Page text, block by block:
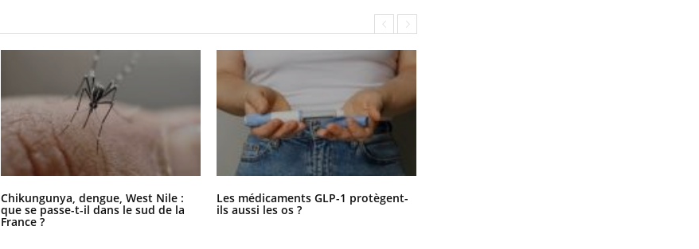
Chikungunya, dengue, West Nile :
que se passe-t-il dans le sud de la
France ?
Les médicaments GLP-1 protègent-
ils aussi les os ?